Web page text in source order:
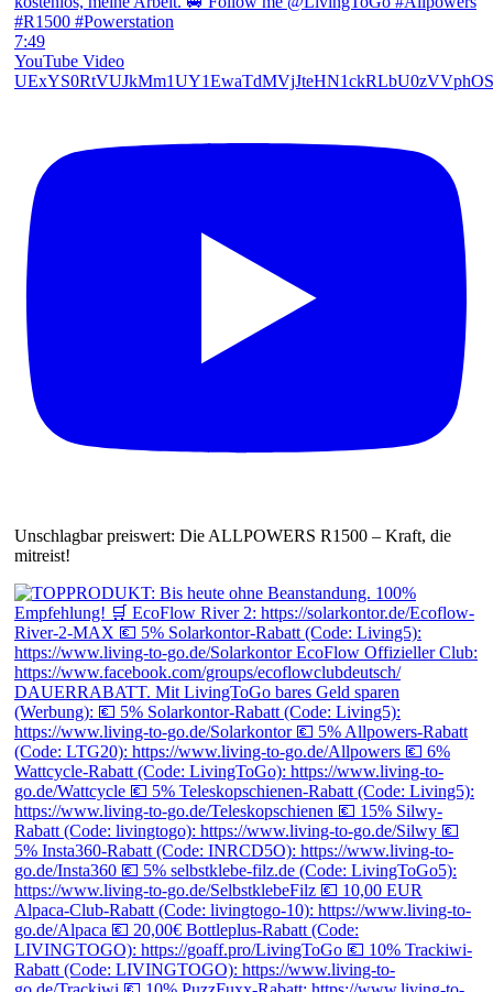
7:49
YouTube Video
Unschlagbar preiswert: Die ALLPOWERS R1500 – Kraft, die
mitreist!